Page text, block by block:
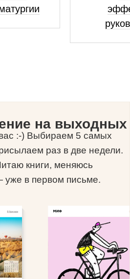
на выходных
:-) Выбираем 5 самых
раз в две недели.
книги, меняюсь
в первом письме.